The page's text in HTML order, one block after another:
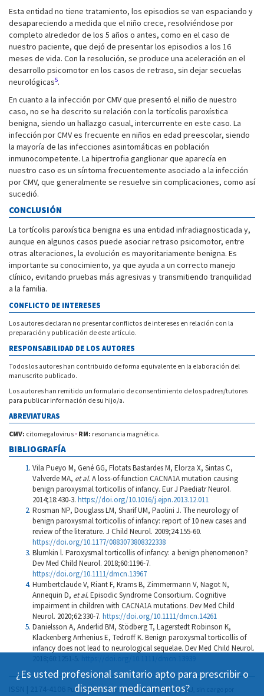
Esta entidad no tiene tratamiento, los episodios se van espaciando y
desapareciendo a medida que el niño crece, resolviéndose por
completo alrededor de los 5 años o antes, como en el caso de
nuestro paciente, que dejó de presentar los episodios a los 16
meses de vida. Con la resolución, se produce una aceleración en el
desarrollo psicomotor en los casos de retraso, sin dejar secuelas
neurológicas5.
En cuanto a la infección por CMV que presentó el niño de nuestro
caso, no se ha descrito su relación con la tortícolis paroxística
benigna, siendo un hallazgo casual, intercurrente en este caso. La
infección por CMV es frecuente en niños en edad preescolar, siendo
la mayoría de las infecciones asintomáticas en población
inmunocompetente. La hipertrofia ganglionar que aparecía en
nuestro caso es un síntoma frecuentemente asociado a la infección
por CMV, que generalmente se resuelve sin complicaciones, como así
sucedió.
CONCLUSIÓN
La tortícolis paroxística benigna es una entidad infradiagnosticada y,
aunque en algunos casos puede asociar retraso psicomotor, entre
otras alteraciones, la evolución es mayoritariamente benigna. Es
importante su conocimiento, ya que ayuda a un correcto manejo
clínico, evitando pruebas más agresivas y transmitiendo tranquilidad
a la familia.
CONFLICTO DE INTERESES
Los autores declaran no presentar conflictos de intereses en relación con la
preparación y publicación de este artículo.
RESPONSABILIDAD DE LOS AUTORES
Todos los autores han contribuido de forma equivalente en la elaboración del
manuscrito publicado.
Los autores han remitido un formulario de consentimiento de los padres/tutores
para publicar información de su hijo/a.
ABREVIATURAS
CMV: citomegalovirus · RM: resonancia magnética.
BIBLIOGRAFÍA
Vila Pueyo M, Gené GG, Flotats Bastardes M, Elorza X, Sintas C,
Valverde MA, et al.A loss-of-function CACNA1A mutation causing
benign paroxysmal torticollis of infancy. Eur J Paediatr Neurol.
2014;18:430-3. https://doi.org/10.1016/j.ejpn.2013.12.011
Rosman NP, Douglass LM, Sharif UM, Paolini J. The neurology of
benign paroxysmal torticollis of infancy: report of 10 new cases and
review of the literature. J Child Neurol. 2009;24:155-60.
https://doi.org/10.1177/0883073808322338
Blumkin l. Paroxysmal torticollis of infancy: a benign phenomenon?
Dev Med Child Neurol. 2018;60:1196-7.
https://doi.org/10.1111/dmcn.13967
Humbertclaude V, Riant F, Krams B, Zimmermann V, Nagot N,
Annequin D, et al.Episodic Syndrome Consortium. Cognitive
impairment in children with CACNA1A mutations. Dev Med Child
Neurol. 2020;62:330-7. https://doi.org/10.1111/dmcn.14261
Danielsson A, Anderlid BM, Stödberg T, Lagerstedt Robinson K,
Klackenberg Arrhenius E, Tedroff K. Benign paroxysmal torticollis of
infancy does not lead to neurological sequelae. Dev Med Child Neurol.
¿Es usted profesional sanitario apto para prescribir o
dispensar medicamentos?
Publicación Open Acess, incluida en DOAJ, sin cargo por